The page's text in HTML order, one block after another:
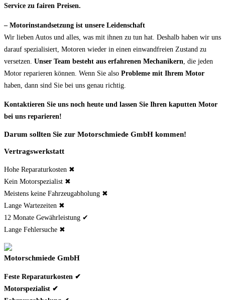
Service zu fairen Preisen.
– Motorinstandsetzung ist unsere Leidenschaft
Wir lieben Autos und alles, was mit ihnen zu tun hat. Deshalb haben wir uns
darauf spezialisiert, Motoren wieder in einen einwandfreien Zustand zu
versetzen. Unser Team besteht aus erfahrenen Mechanikern , die jeden
Motor reparieren können. Wenn Sie also Probleme mit Ihrem Motor
haben, dann sind Sie bei uns genau richtig.
Kontaktieren Sie uns noch heute und lassen Sie Ihren kaputten Motor
bei uns reparieren!
Darum sollten Sie zur Motorschmiede GmbH kommen!
Vertragswerkstatt
Hohe Reparaturkosten ✖
Kein Motorspezialist ✖
Meistens keine Fahrzeugabholung ✖
Lange Wartezeiten ✖
12 Monate Gewährleistung ✔
Lange Fehlersuche ✖
Motorschmiede GmbH
Feste Reparaturkosten ✔
Motorspezialist ✔